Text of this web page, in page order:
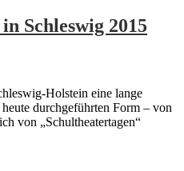
Schleswig 2015
Holstein eine lange
durchgeführten Form – von
von „Schultheatertagen“